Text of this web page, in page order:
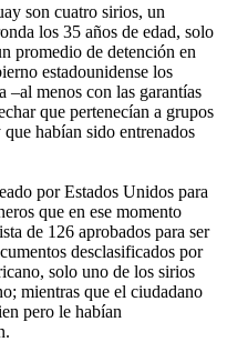
son cuatro sirios, un
los 35 años de edad, solo
promedio de detención en
estadounidense los
–al menos con las garantías
que pertenecían a grupos
habían sido entrenados
por Estados Unidos para
que en ese momento
de 126 aprobados para ser
desclasificados por
solo uno de los sirios
mientras que el ciudadano
pero le habían